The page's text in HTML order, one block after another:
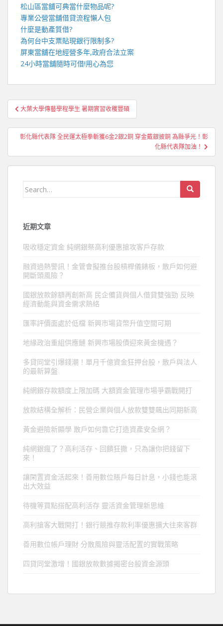
松山區當舖可典當什麼物品呢?
專業公營當舖借貸流程懶人包
什麼是動產質借?
為何台中支票貼現銀行限制多?
屏東當舖在地經營多年,政府合法立案
24小時當舖隨時可借!用心為您
文
章
導
大葉大學傳藝學程學生 暑期實習收穫豐碩
彰化縣代表隊 全民運太極拳斬獲6金2銀2銅 穿金戴銀披銅 為縣爭光！彰
化縣代表隊加油！
Search
近期文章
吸收穩定資金 純網銀祭高利優惠搶攻客戶存款
融資過熱警訊！金管會擬推台股槓桿儀錶板，散戶如何避
開斷頭風險？
國銀放款餘額再創新高 民企備貨與個人借貸雙強勁 反映
經濟動能與資金需求熱絡
匯率評價面處於低檔 新興市場貨幣升值空間可期
地緣政治重組供應鏈 新興市場股債迎來黃金機遇？
多貸同堂引爆錢潮！單月千億資金狂押台股，散戶與法人
的最新算盤
純網銀存款額度上限加碼 大額資金管理市場爭霸戰開打
放款結構全解析：民營企業與個人放款雙雙飆出同期新高
黃金避險新顯學 散戶如何靠它打造資產安全網？
純網銀瘋了？高利活存、回饋狂撒，只為讓你把錢留下
來！
讓閑置資金活起來！善用數位賬戶每日計息，小錢也能滾
出大效益
待機等買點搭配高利活存 靈活資金管理新思維
高利搶客大戰開打！銀行競推存款利率優惠擴大往來客群
善用數位帳戶理財 分散風險與靈活配置的實戰策略
四貸同堂激增！國銀放款數據揭密台股資金源頭